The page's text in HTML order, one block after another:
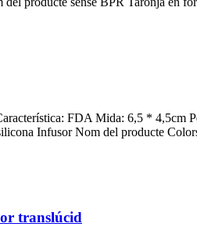
FDA Mida: 6,5 * 4,5cm
Infusor Nom del producte
translúcid